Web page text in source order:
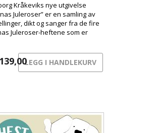
Kråkeviks nye utgivelse
Juleroser” er en samling av
dikt og sanger fra de fire
Juleroser-heftene som er
blanding av lydbok og musikk.
139,00LEGG I HANDLEKURV